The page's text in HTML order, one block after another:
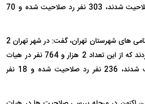
هیات های اجرایی تایید صلاحیت شدند، 303 نفر رد صلاحیت شده و 70
رحیمی با اشاره به آمار ثبت نامی های شهرستان تهران، گفت: در شهر تهران 2
هزار و 982 نفر ثبت نام کردند که از این تعداد 2 هزار و 764 نفر در هیات
های اجرایی تایید صلاحیت شدند، ‌236 نفر رد صلاحیت شده و 18 نفر